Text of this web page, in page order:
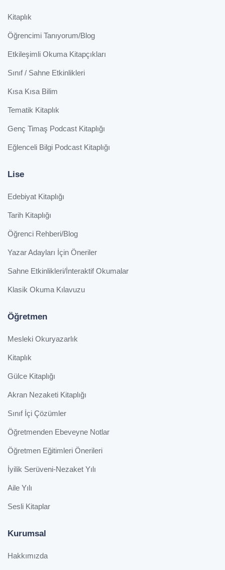
Kitaplık
Öğrencimi Tanıyorum/Blog
Etkileşimli Okuma Kitapçıkları
Sınıf / Sahne Etkinlikleri
Kısa Kısa Bilim
Tematik Kitaplık
Genç Timaş Podcast Kitaplığı
Eğlenceli Bilgi Podcast Kitaplığı
Lise
Edebiyat Kitaplığı
Tarih Kitaplığı
Öğrenci Rehberi/Blog
Yazar Adayları İçin Öneriler
Sahne Etkinlikleri/İnteraktif Okumalar
Klasik Okuma Kılavuzu
Öğretmen
Mesleki Okuryazarlık
Kitaplık
Gülce Kitaplığı
Akran Nezaketi Kitaplığı
Sınıf İçi Çözümler
Öğretmenden Ebeveyne Notlar
Öğretmen Eğitimleri Önerileri
İyilik Serüveni-Nezaket Yılı
Aile Yılı
Sesli Kitaplar
Kurumsal
Hakkımızda